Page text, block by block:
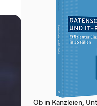
Ob in Kanzleien,